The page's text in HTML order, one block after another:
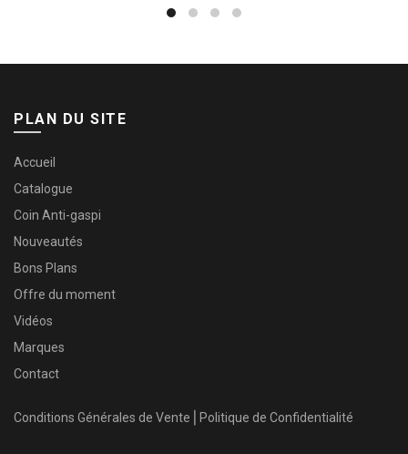
PLAN DU SITE
Accueil
Catalogue
Coin Anti-gaspi
Nouveautés
Bons Plans
Offre du moment
Vidéos
Marques
Contact
Conditions Générales de Vente Politique de Confidentialité